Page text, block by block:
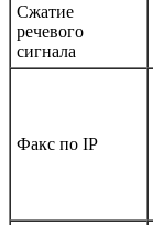
Сжатие
речевого
сигнала
Факс по IP